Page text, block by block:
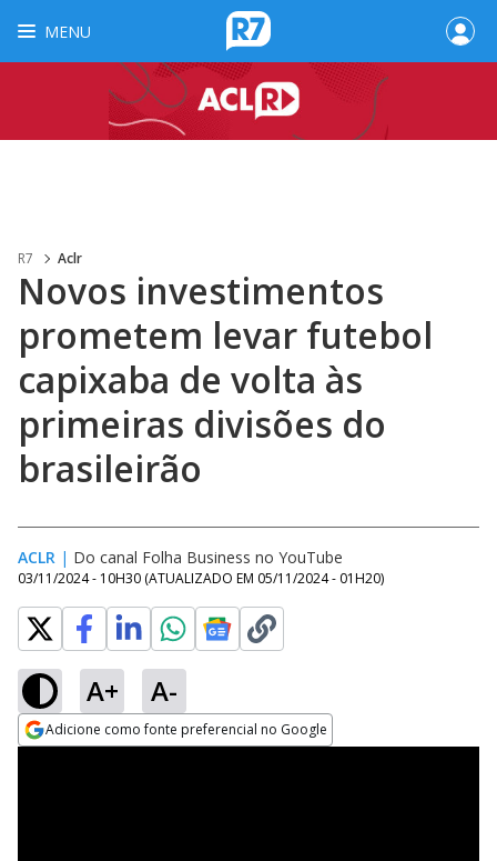
MENU
R7 Aclr
Novos investimentos
prometem levar futebol
capixaba de volta às
primeiras divisões do
brasileirão
ACLR | Do canal Folha Business no YouTube
03/11/2024 - 10H30 (ATUALIZADO EM 05/11/2024 - 01H20)
A+ A-
Adicione como fonte preferencial no Google